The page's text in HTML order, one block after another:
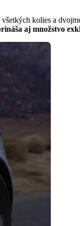
kolies a
aj množstvo